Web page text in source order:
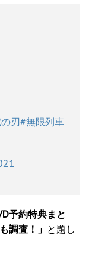
刃#無限列車
予約特典まと
調査！」 と題し